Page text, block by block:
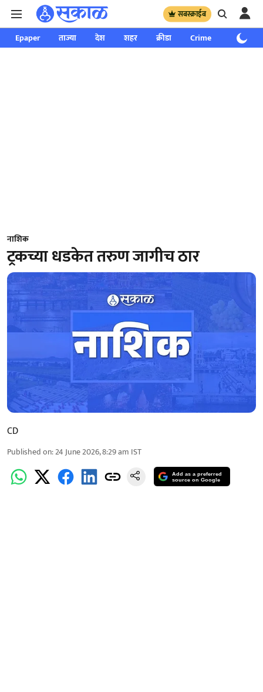
सबस्क्राईब
Epaper ताज्या देश शहर क्रीडा Crime साप्ताहिक
नाशिक
ट्रकच्या धडकेत तरुण जागीच ठार
CD
Published on:24 June 2026, 8:29 am IST
Add as a preferred
source on Google